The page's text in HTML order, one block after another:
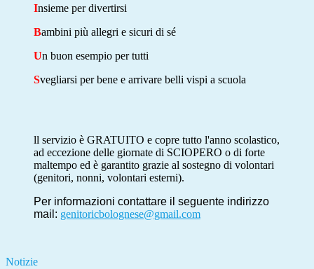
Insieme per divertirsi
Bambini più allegri e sicuri di sé
Un buon esempio per tutti
Svegliarsi per bene e arrivare belli vispi a scuola
ll servizio è GRATUITO e copre tutto l'anno scolastico,
ad eccezione delle giornate di SCIOPERO o di forte
maltempo ed è garantito grazie al sostegno di volontari
(genitori, nonni, volontari esterni).
Per informazioni contattare il seguente indirizzo
mail: genitoricbolognese@gmail.com
Notizie